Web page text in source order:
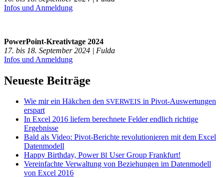
Infos und Anmeldung
PowerPoint-Kreativtage 2024
17. bis 18. September 2024 | Fulda
Infos und Anmeldung
Neueste Beiträge
Wie mir ein Häkchen den SVERWEIS in Pivot-Auswertungen
erspart
In Excel 2016 liefern berechnete Felder endlich richtige
Ergebnisse
Bald als Video: Pivot-Berichte revolutionieren mit dem Excel
Datenmodell
Happy Birthday, PowerBI User Group Frankfurt!
Vereinfachte Verwaltung von Beziehungen im Datenmodell
von Excel 2016